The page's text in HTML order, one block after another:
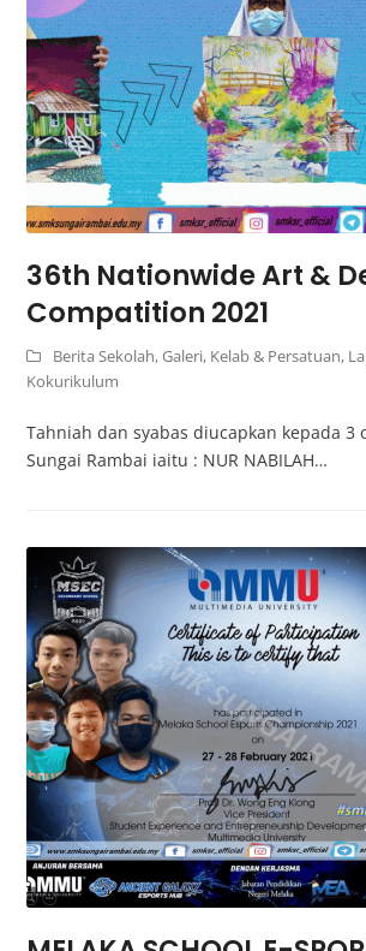
36th Nationwide Art &
Compatition 2021
Berita Sekolah,Galeri, Kelab & Persatuan,
Kokurikulum
Tahniah dan syabas diucapkan kepada 3
Sungai Rambai iaitu : NUR NABILAH…